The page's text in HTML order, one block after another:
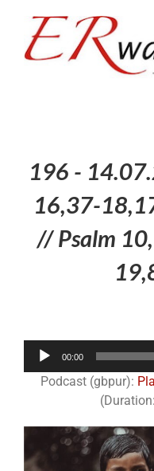
springen
196 -
16,37-
// Psalm
00:00
Podcast (gbpur):